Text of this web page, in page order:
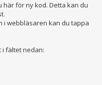
här för ny kod. Detta kan du
i webbläsaren kan du tappa
i fältet nedan: